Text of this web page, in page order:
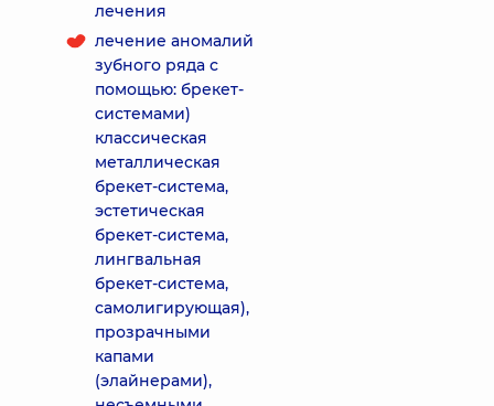
лечения
лечение аномалий
зубного ряда с
помощью: брекет-
системами)
классическая
металлическая
брекет-система,
эстетическая
брекет-система,
лингвальная
брекет-система,
самолигирующая),
прозрачными
капами
(элайнерами),